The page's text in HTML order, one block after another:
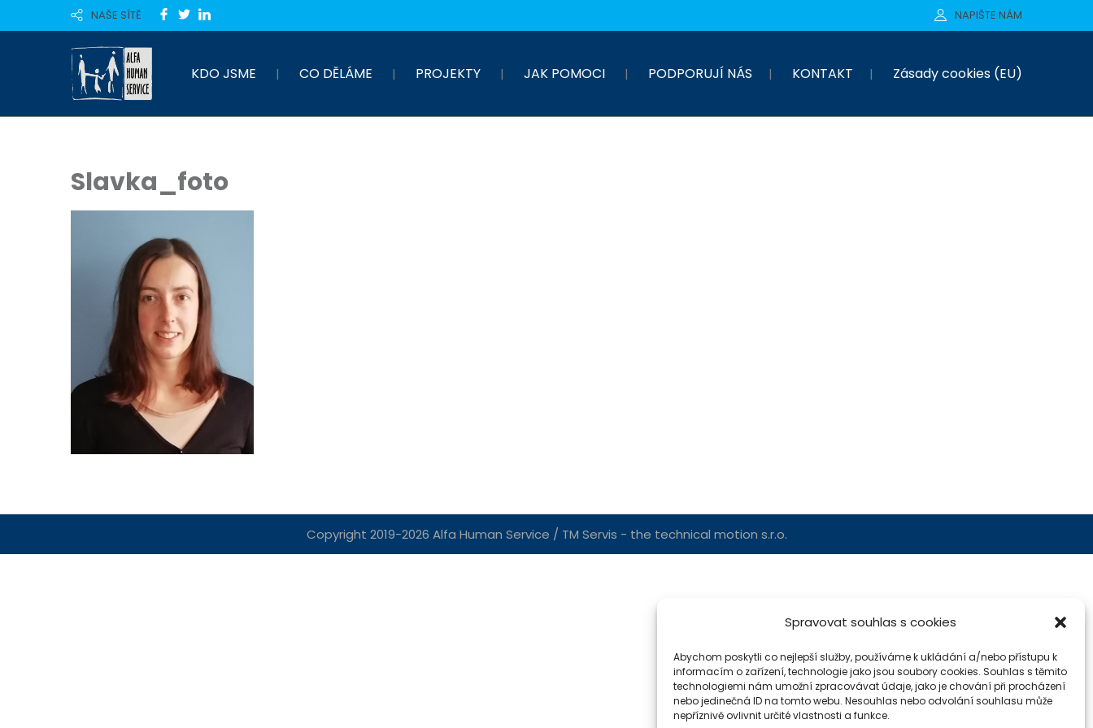
Spravovat souhlas s cookies
Abychom poskytli co nejlepší služby, používáme k ukládání a/nebo přístupu k
informacím o zařízení, technologie jako jsou soubory cookies. Souhlas s těmito
technologiemi nám umožní zpracovávat údaje, jako je chování při procházení
nebo jedinečná ID na tomto webu. Nesouhlas nebo odvolání souhlasu může
nepříznivě ovlivnit určité vlastnosti a funkce.
NAŠE SÍTĚ NAPIŠTE NÁM
KDO JSME CO DĚLÁME PROJEKTY JAK POMOCI PODPORUJÍ NÁS KONTAKT Zásady cookies (EU)
Slavka_foto
Copyright 2019-2026 Alfa Human Service / TM Servis - the technical motion s.r.o.